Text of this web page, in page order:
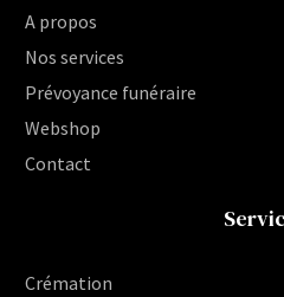
A propos
Nos services
Prévoyance funéraire
Webshop
Contact
Crémation